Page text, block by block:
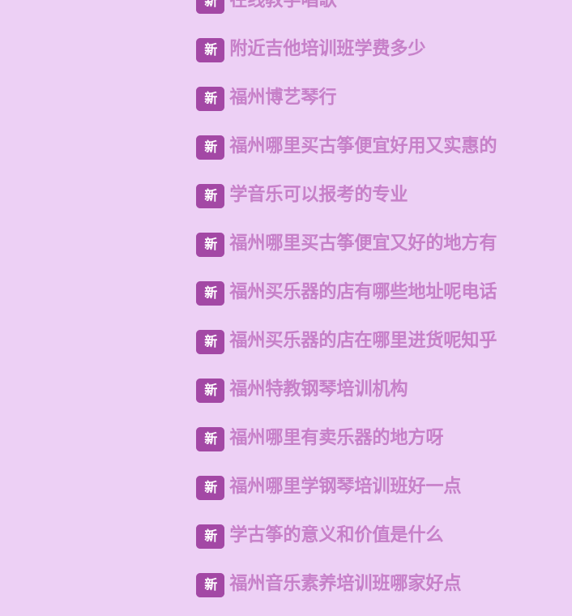
新 附近吉他培训班学费多少
新 福州博艺琴行
新 福州哪里买古筝便宜好用又实惠的
新 学音乐可以报考的专业
新 福州哪里买古筝便宜又好的地方有
新 福州买乐器的店有哪些地址呢电话
新 福州买乐器的店在哪里进货呢知乎
新 福州特教钢琴培训机构
新 福州哪里有卖乐器的地方呀
新 福州哪里学钢琴培训班好一点
新 学古筝的意义和价值是什么
新 福州音乐素养培训班哪家好点